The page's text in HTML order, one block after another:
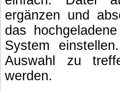
ergänzen und
das
System
Auswahl zu
werden.